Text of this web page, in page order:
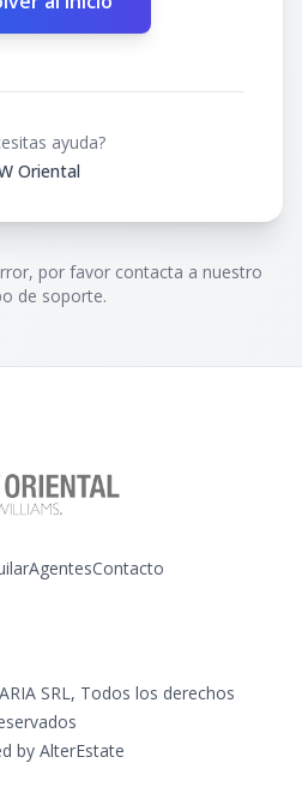
ayuda?
Oriental
por favor contacta a nuestro
de soporte.
AgentesContacto
SRL, Todos los derechos
by AlterEstate